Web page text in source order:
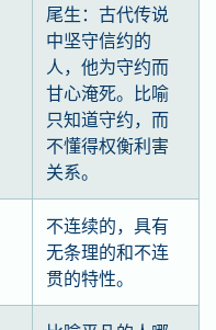
尾生：古代传说
中坚守信约的
人，他为守约而
甘心淹死。比喻
只知道守约，而
不懂得权衡利害
关系。
不连续的，具有
无条理的和不连
贯的特性。